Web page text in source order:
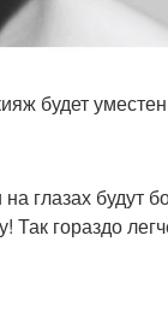
будет
глазах будут
гораздо